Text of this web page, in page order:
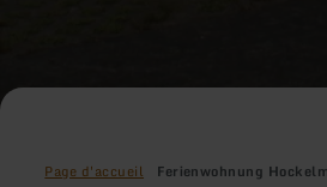
Page d'accueil Ferienwohnung